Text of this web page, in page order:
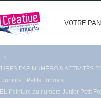
VOTRE
PAR NUMÉRO & ACTIVITÉS
Juniors
Petits Formats
Peinture au numéro Junior Petit